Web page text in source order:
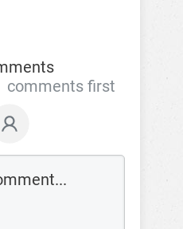
comments first